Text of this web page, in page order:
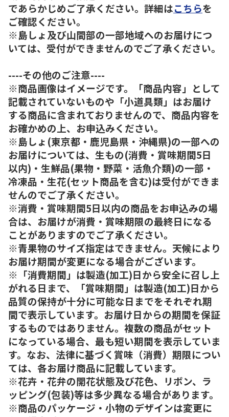
であらかじめご了承ください。詳細はこちらを
ご確認ください。
※島しょ及び山間部の一部地域へのお届けにつ
いては、受付ができませんのでご了承ください。
----その他のご注意----
※商品画像はイメージです。「商品内容」として
記載されていないものや「小道具類」はお届け
する商品に含まれておりませんので、商品内容を
お確かめの上、お申込みください。
※島しょ(東京都・鹿児島県・沖縄県)の一部への
お届けについては、生もの(消費・賞味期間5日
以内)・生鮮品(果物・野菜・活魚介類)の一部・
冷凍品・生花(セット商品を含む)は受付ができま
せんのでご了承ください。
※消費・賞味期間5日以内の商品をお申込みの場
合は、お届けが消費・賞味期限の最終日になる
ことがありますのでご了承ください。
※青果物のサイズ指定はできません。天候により
お届け期間が変更になる場合がございます。
※「消費期間」は製造(加工)日から安全に召し上
がれる日まで、「賞味期間」は製造(加工)日から
品質の保持が十分に可能な日までをそれぞれ期
間で表示しています。お届け日からの期間を保証
するものではありません。複数の商品がセット
になっている場合、最も短い期間を表示していま
す。なお、法律に基づく賞味（消費）期限につい
ては、各お届け商品に記載しています。
※花卉・花弁の開花状態及び花色、リボン、ラ
ッピング(包装)等は多少異なる場合があります。
※商品のパッケージ・小物のデザインは変更に